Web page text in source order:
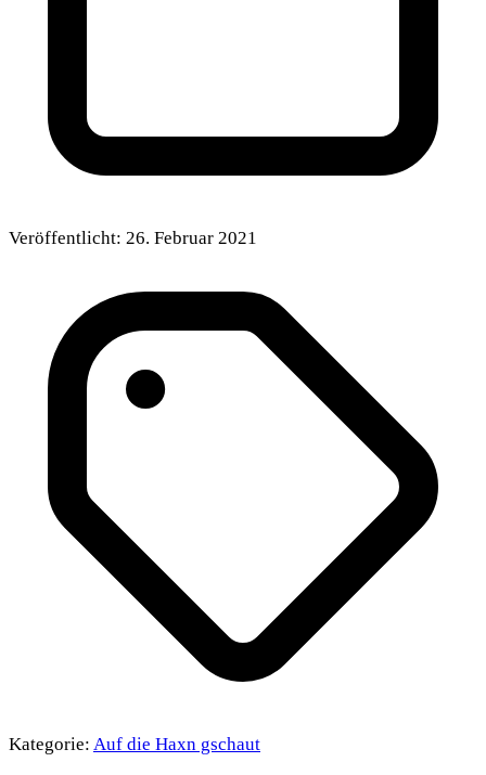
Veröffentlicht: 26. Februar 2021
Kategorie: Auf die Haxn gschaut